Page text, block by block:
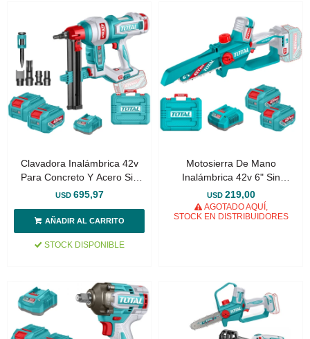
Clavadora Inalámbrica 42v
Para Concreto Y Acero Sin
Carbones - 2 Baterías,
USD 695,97
STOCK DISPONIBLE
Motosierra De Mano
Inalámbrica 42v 6" Sin
Carbones - 2 Baterías 2.0Ah
USD 219,00
AGOTADO AQUÍ,
STOCK EN DISTRIBUIDORES